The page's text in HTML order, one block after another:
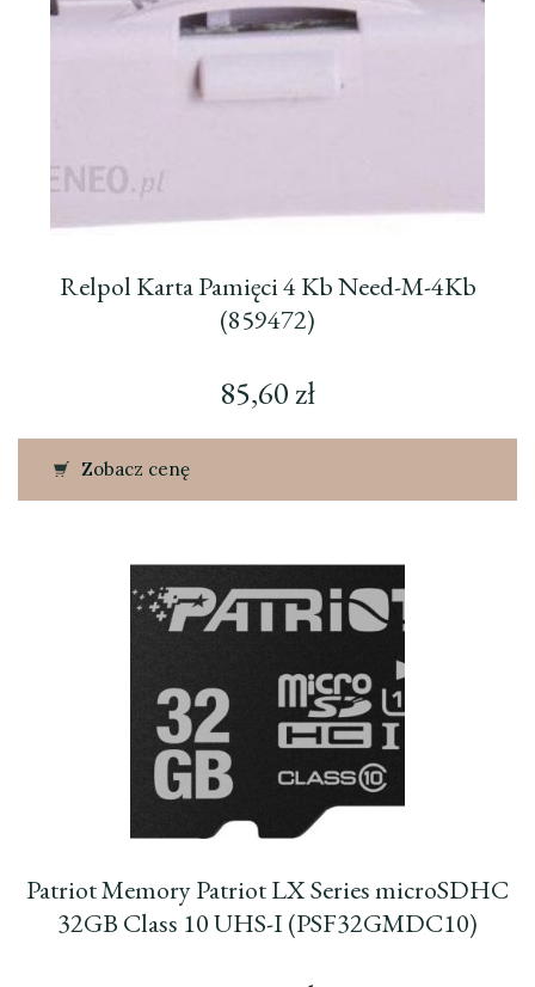
Relpol Karta Pamięci 4 Kb Need-M-4Kb
(859472)
85,60zł
Zobacz cenę
Patriot Memory Patriot LX Series microSDHC
32GB Class 10 UHS-I (PSF32GMDC10)